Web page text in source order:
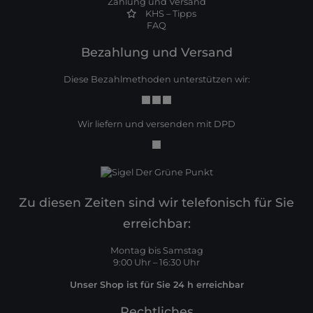
KHS – Tipps
FAQ
Bezahlung und Versand
Diese Bezahlmethoden unterstützen wir:
Wir liefern und versenden mit DPD
Zu diesen Zeiten sind wir telefonisch für Sie
erreichbar:
Montag bis Samstag
9:00 Uhr – 16:30 Uhr
Unser Shop ist für Sie 24 h erreichbar